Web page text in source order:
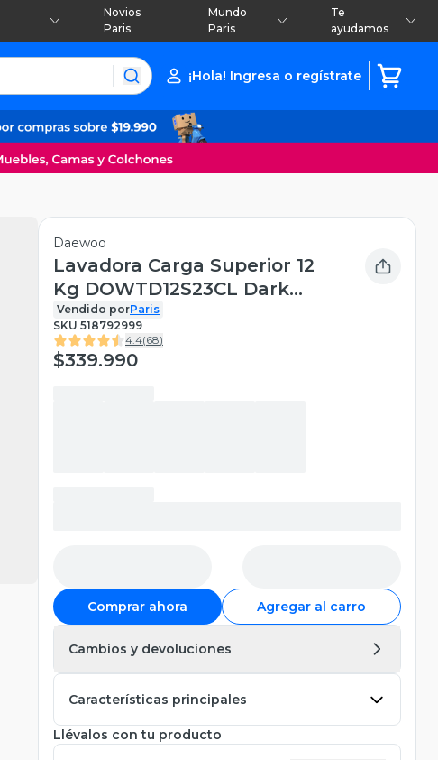
Novios
Paris
Mundo
Paris
Te
ayudamos
¡Hola! Ingresa o regístrate
Daewoo
Lavadora Carga Superior 12
Kg DOWTD12S23CL Dark
Silver
Vendido porParis
SKU 518792999
4.4(68)
$339.990
Comprar ahora Agregar al carro
Cambios y devoluciones
Características principales
Llévalos con tu producto